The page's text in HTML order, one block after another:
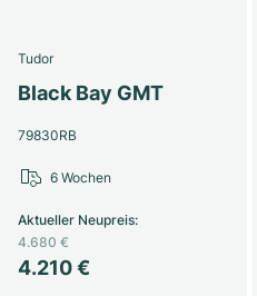
Tudor
Black Bay GMT
79830RB
4.210 €
Aktueller Neupreis:
4.680 €
6 Wochen